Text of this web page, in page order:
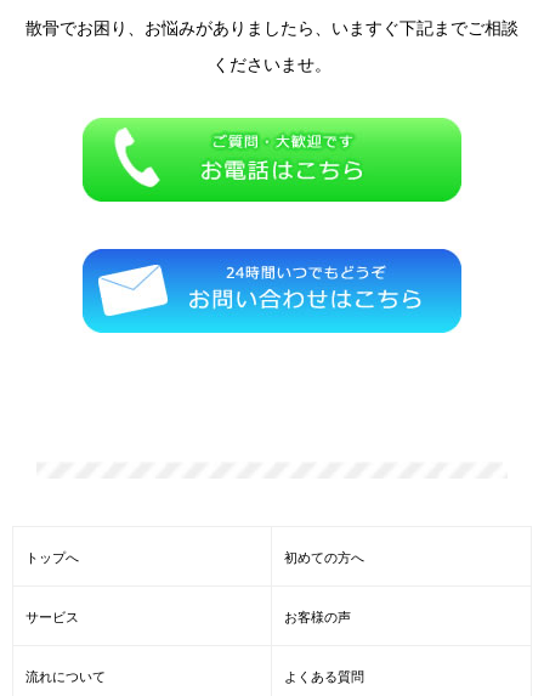
散骨でお困り、お悩みがありましたら、いますぐ下記までご相談
くださいませ。
トップへ 初めての方へ
サービス お客様の声
流れについて よくある質問